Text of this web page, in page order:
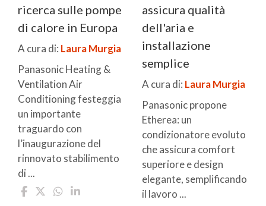
ricerca sulle pompe
di calore in Europa
A cura di: Laura Murgia
Panasonic Heating &
Ventilation Air
Conditioning festeggia
un importante
traguardo con
l’inaugurazione del
rinnovato stabilimento
di ...
assicura qualità
dell'aria e
installazione
semplice
A cura di: Laura Murgia
Panasonic propone
Etherea: un
condizionatore evoluto
che assicura comfort
superiore e design
elegante, semplificando
il lavoro ...